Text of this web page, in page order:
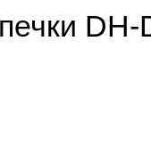
DH-